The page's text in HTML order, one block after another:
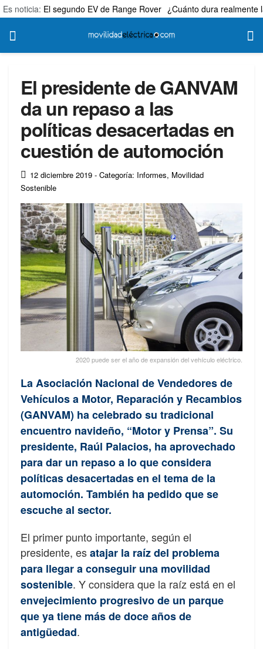
Es noticia: El segundo EV de Range Rover ¿Cuánto dura realmente
El presidente de GANVAM
da un repaso a las
políticas desacertadas en
cuestión de automoción
12 diciembre 2019 - Categoría: Informes, Movilidad
Sostenible
2020 puede ser el año de expansión del vehículo eléctrico.
La Asociación Nacional de Vendedores de
Vehículos a Motor, Reparación y Recambios
(GANVAM) ha celebrado su tradicional
encuentro navideño, “Motor y Prensa”. Su
presidente, Raúl Palacios, ha aprovechado
para dar un repaso a lo que considera
políticas desacertadas en el tema de la
automoción. También ha pedido que se
escuche al sector.
El primer punto importante, según el
presidente, esatajar la raíz del problema
para llegar a conseguir una movilidad
sostenible. Y considera que la raíz está en el
envejecimiento progresivo de un parque
que ya tiene más de doce años de
antigüedad.